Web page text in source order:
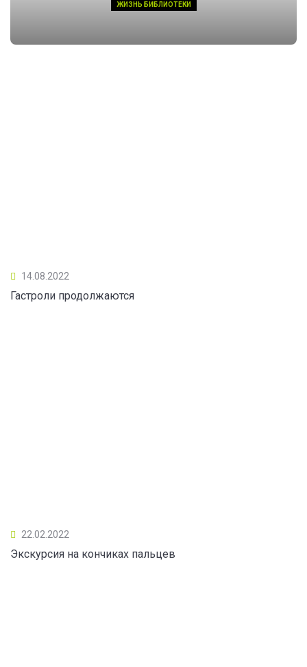
ЖИЗНЬ БИБЛИОТЕКИ
14.08.2022
Гастроли продолжаются
22.02.2022
Экскурсия на кончиках пальцев